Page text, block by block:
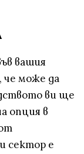
вашия
че може да
ви ще
опция в
сектор е